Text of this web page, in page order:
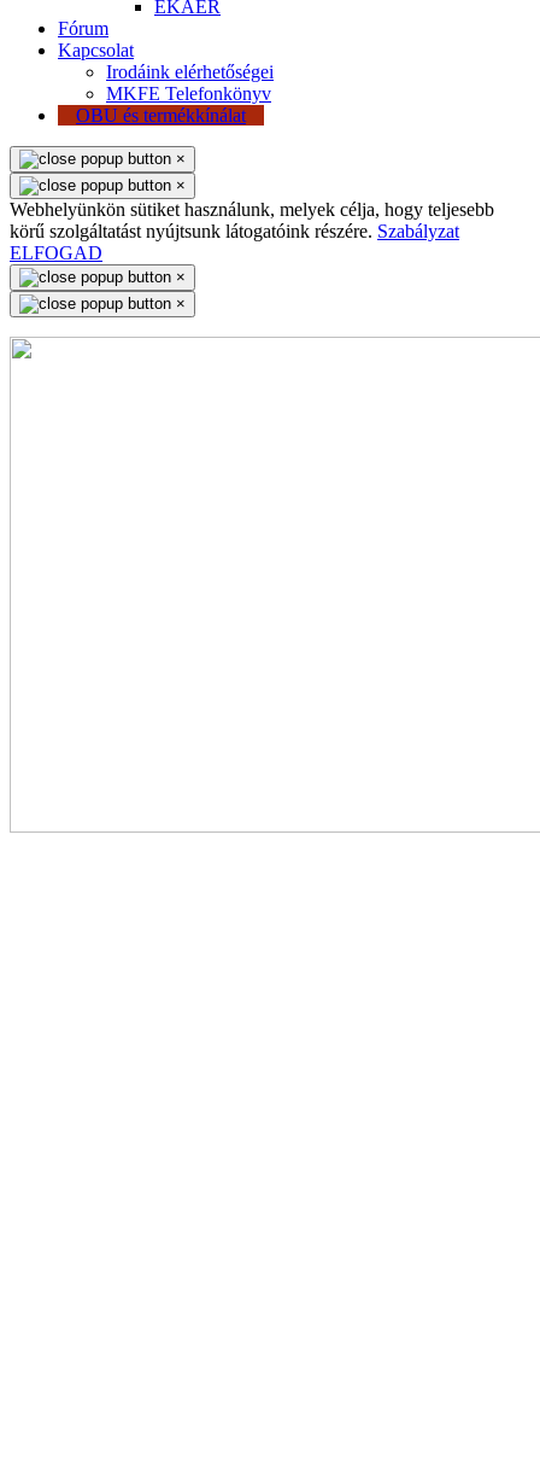
EKÁER
Fórum
Kapcsolat
Irodáink elérhetőségei
MKFE Telefonkönyv
OBU és termékkínálat
×
×
Webhelyünkön sütiket használunk, melyek célja, hogy teljesebb
körű szolgáltatást nyújtsunk látogatóink részére. Szabályzat
ELFOGAD
×
×